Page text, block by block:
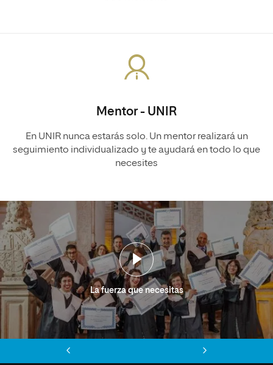
Mentor - UNIR
En UNIR nunca estarás solo. Un mentor realizará un
seguimiento individualizado y te ayudará en todo lo que
necesites
La fuerza que necesitas